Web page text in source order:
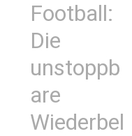
Football:
Die
unstoppb
are
Wiederbel